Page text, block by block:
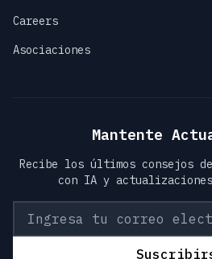
Careers
Asociaciones
Mantente
Recibe los últimos consejos
con IA y